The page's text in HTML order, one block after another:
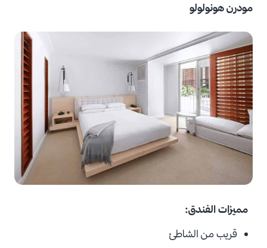
مودرن هونولولو
مميزات الفندق:
قريب من الشاطئ